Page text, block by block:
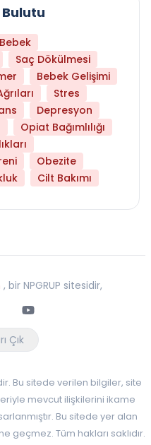
Saç Dökülmesi
Bebek Gelişimi
Stres
Depresyon
Opiat Bağımlılığı
Obezite
Cilt Bakımı
, bir NPGRUP sitesidir,
Youtube
Çık
Bu sitede verilen bilgiler, site
mevcut ilişkilerini ikame
Bu sitede yer alan
geçmez. Tüm hakları saklıdır.